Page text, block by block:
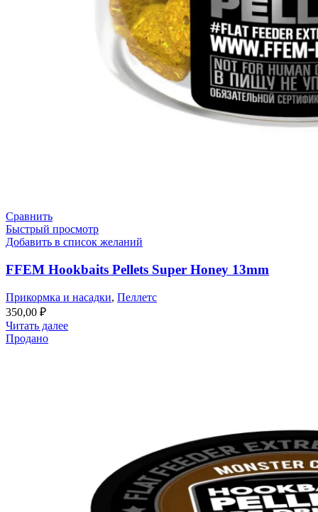
Сравнить
Быстрый просмотр
Добавить в список желаний
FFEM Hookbaits Pellets Super Honey 13mm
Прикормка и насадки, Пеллетс
350,00 ₽
Читать далее
Продано